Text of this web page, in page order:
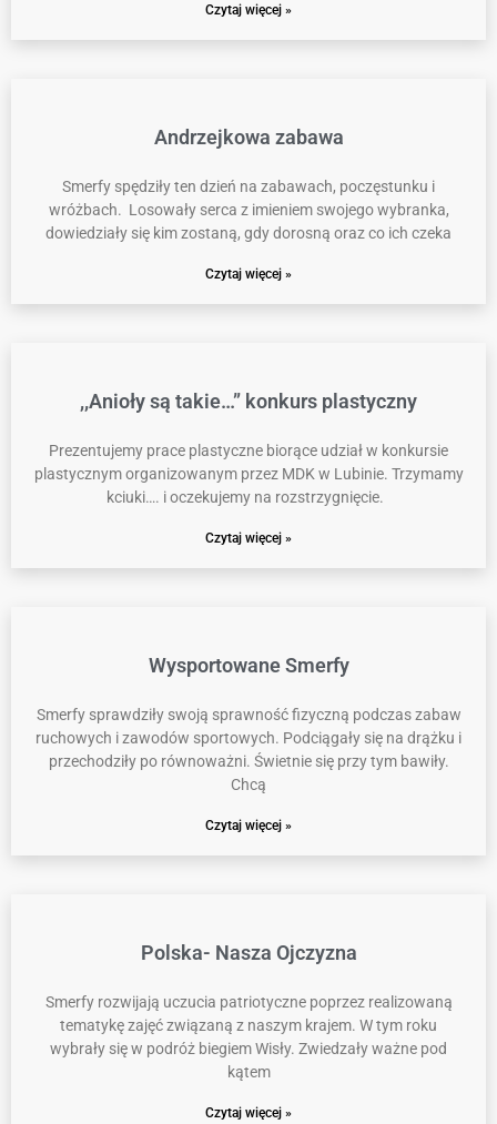
Czytaj więcej »
Andrzejkowa zabawa
Smerfy spędziły ten dzień na zabawach, poczęstunku i
wróżbach. Losowały serca z imieniem swojego wybranka,
dowiedziały się kim zostaną, gdy dorosną oraz co ich czeka
Czytaj więcej »
,,Anioły są takie…” konkurs plastyczny
Prezentujemy prace plastyczne biorące udział w konkursie
plastycznym organizowanym przez MDK w Lubinie. Trzymamy
kciuki…. i oczekujemy na rozstrzygnięcie.
Czytaj więcej »
Wysportowane Smerfy
Smerfy sprawdziły swoją sprawność fizyczną podczas zabaw
ruchowych i zawodów sportowych. Podciągały się na drążku i
przechodziły po równoważni. Świetnie się przy tym bawiły.
Chcą
Czytaj więcej »
Polska- Nasza Ojczyzna
Smerfy rozwijają uczucia patriotyczne poprzez realizowaną
tematykę zajęć związaną z naszym krajem. W tym roku
wybrały się w podróż biegiem Wisły. Zwiedzały ważne pod
kątem
Czytaj więcej »